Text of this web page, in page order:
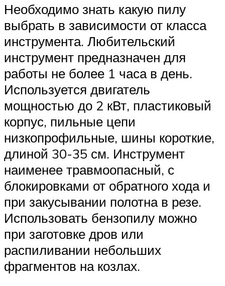
Необходимо знать какую пилу
выбрать в зависимости от класса
инструмента. Любительский
инструмент предназначен для
работы не более 1 часа в день.
Используется двигатель
мощностью до 2 кВт, пластиковый
корпус, пильные цепи
низкопрофильные, шины короткие,
длиной 30-35 см. Инструмент
наименее травмоопасный, с
блокировками от обратного хода и
при закусывании полотна в резе.
Использовать бензопилу можно
при заготовке дров или
распиливании небольших
фрагментов на козлах.